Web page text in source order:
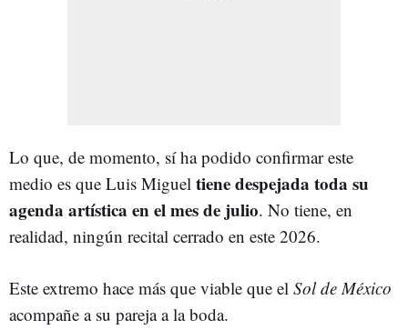
Lo que, de momento, sí ha podido confirmar este
medio es que Luis Miguel tiene despejada toda su
agenda artística en el mes de julio. No tiene, en
realidad, ningún recital cerrado en este 2026.
Este extremo hace más que viable que el Sol de México
acompañe a su pareja a la boda.